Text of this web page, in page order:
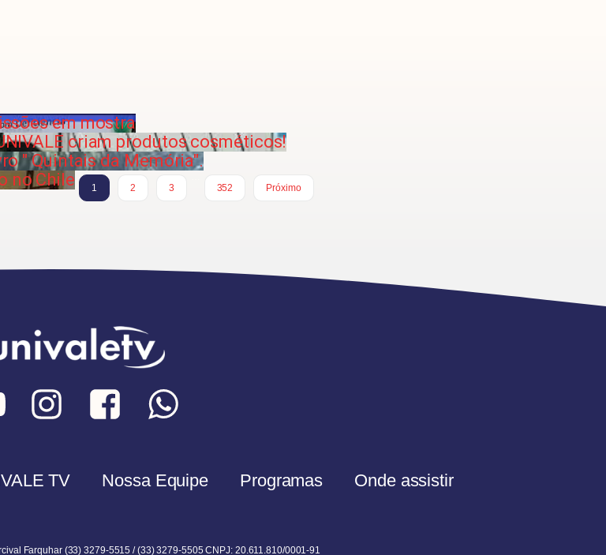
em mostra
criam produtos cosméticos!
" Quintais da Memória".
no Chile
1 2 3
352
Próximo
TV Nossa Equipe Programas Onde assistir
Farquhar (33) 3279-5515 / (33) 3279-5505 CNPJ: 20.611.810/0001-91